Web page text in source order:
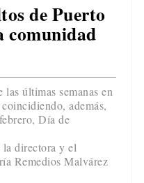
de Puerto
comunidad
últimas semanas en
además,
Día de
la directora y el
Remedios Malvárez